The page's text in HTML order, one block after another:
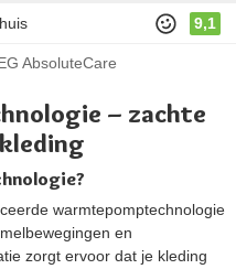
9,1
AbsoluteCare
– zachte
warmtepomptechnologie
en
zorgt ervoor dat je kleding